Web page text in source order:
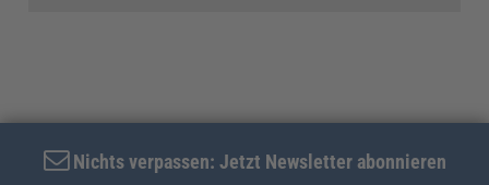
Nichts verpassen: Jetzt Newsletter abonnieren